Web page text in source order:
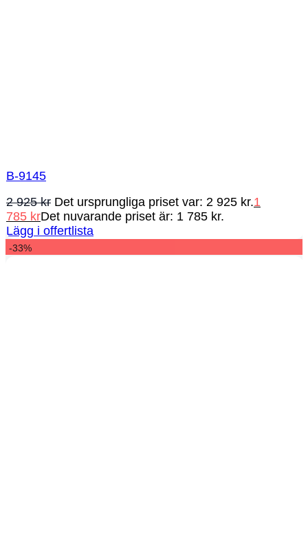
B-9145
2 925kr Det ursprungliga priset var: 2 925 kr.1
785 krDet nuvarande priset är: 1 785 kr.
Lägg i offertlista
-33%